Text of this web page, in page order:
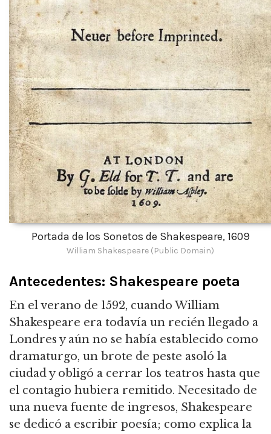
Portada de los Sonetos de Shakespeare, 1609
William Shakespeare (Public Domain)
Antecedentes: Shakespeare poeta
En el verano de 1592, cuando William
Shakespeare era todavía un recién llegado a
Londres y aún no se había establecido como
dramaturgo, un brote de peste asoló la
ciudad y obligó a cerrar los teatros hasta que
el contagio hubiera remitido. Necesitado de
una nueva fuente de ingresos, Shakespeare
se dedicó a escribir poesía; como explica la